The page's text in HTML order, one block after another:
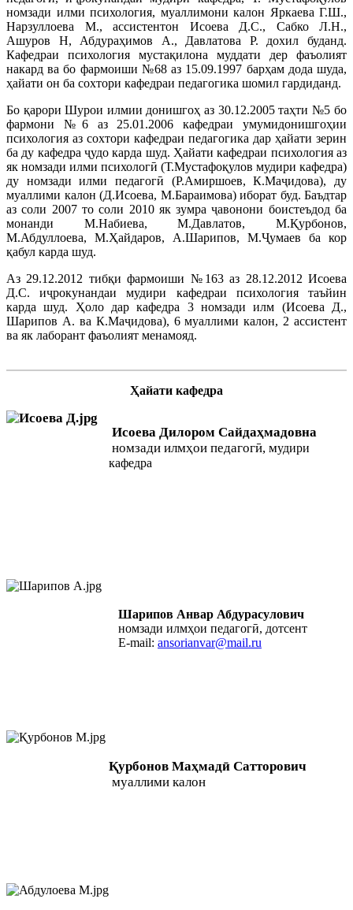
номзади илми психология, муаллимони калон Яркаева Г.Ш.,
Нарзуллоева М., ассистентон Исоева Д.С., Сабко Л.Н.,
Ашуров Н, Абдураҳимов А., Давлатова Р. дохил буданд.
Кафедраи психология мустақилона муддати дер фаъолият
накард ва бо фармоиши №68 аз 15.09.1997 барҳам дода шуда,
ҳайати он ба сохтори кафедраи педагогика шомил гардиданд.
Бо қарори Шурои илмии донишгоҳ аз 30.12.2005 таҳти №5 бо
фармони №6 аз 25.01.2006 кафедраи умумидонишгоҳии
психология аз сохтори кафедраи педагогика дар ҳайати зерин
ба ду кафедра ҷудо карда шуд. Ҳайати кафедраи психология аз
як номзади илми психологӣ (Т.Мустафоқулов мудири кафедра)
ду номзади илми педагогӣ (Р.Амиршоев, К.Маҷидова), ду
муаллими калон (Д.Исоева, М.Бараимова) иборат буд. Баъдтар
аз соли 2007 то соли 2010 як зумра ҷавонони боистеъдод ба
монанди М.Набиева, М.Давлатов, М.Қурбонов,
М.Абдуллоева, М.Ҳайдаров, А.Шарипов, М.Ҷумаев ба кор
қабул карда шуд.
Аз 29.12.2012 тибқи фармоиши №163 аз 28.12.2012 Исоева
Д.С. иҷрокунандаи мудири кафедраи психология таъйин
карда шуд. Ҳоло дар кафедра 3 номзади илм (Исоева Д.,
Шарипов А. ва К.Маҷидова), 6 муаллими калон, 2 ассистент
ва як лаборант фаъолият менамояд.
Ҳайати кафедра
Исоева Дилором Сайдаҳмадовна
номзади илмҳои педагогӣ, мудири
кафедра
Шарипов Анвар Абдурасулович
номзади илмҳои педагогӣ, дотсент
E-mail: ansorianvar@mail.ru
Қурбонов Маҳмадӣ Сатторович
муаллими калон